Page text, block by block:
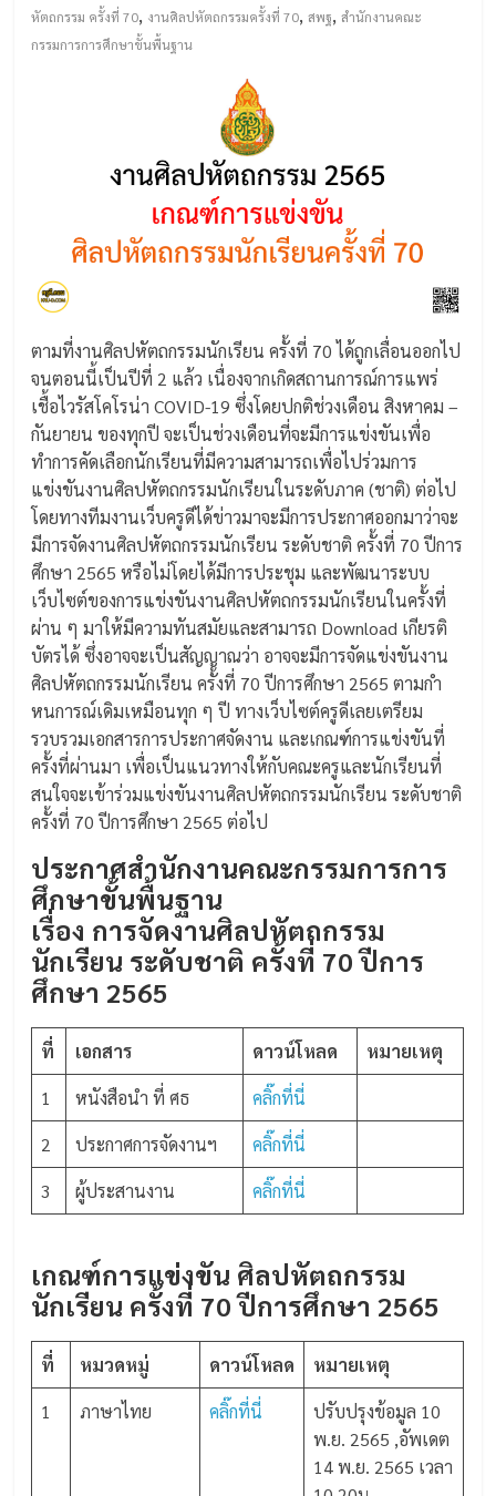
หัตถกรรม ครั้งที่ 70, งานศิลปหัตถกรรมครั้งที่ 70,สพฐ,สำนักงานคณะ
กรรมการการศึกษาขั้นพื้นฐาน
ตามที่งานศิลปหัตถกรรมนักเรียน ครั้งที่ 70 ได้ถูกเลื่อนออกไป
จนตอนนี้เป็นปีที่ 2 แล้ว เนื่องจากเกิดสถานการณ์การแพร่
เชื้อไวรัสโคโรน่า COVID-19 ซึ่งโดยปกติช่วงเดือน สิงหาคม –
กันยายน ของทุกปี จะเป็นช่วงเดือนที่จะมีการแข่งขันเพื่อ
ทำการคัดเลือกนักเรียนที่มีความสามารถเพื่อไปร่วมการ
แข่งขันงานศิลปหัตถกรรมนักเรียนในระดับภาค (ชาติ) ต่อไป
โดยทางทีมงานเว็บครูดีได้ข่าวมาจะมีการประกาศออกมาว่าจะ
มีการจัดงานศิลปหัตถกรรมนักเรียน ระดับชาติ ครั้งที่ 70 ปีการ
ศึกษา 2565 หรือไม่โดยได้มีการประชุม และพัฒนาระบบ
เว็บไซต์ของการแข่งขันงานศิลปหัตถกรรมนักเรียนในครั้งที่
ผ่าน ๆ มาให้มีความทันสมัยและสามารถ Download เกียรติ
บัตรได้ ซึ่งอาจจะเป็นสัญญาณว่า อาจจะมีการจัดแข่งขันงาน
ศิลปหัตถกรรมนักเรียน ครั้งที่ 70 ปีการศึกษา 2565 ตามกำ
หนการณ์เดิมเหมือนทุก ๆ ปี ทางเว็บไซต์ครูดีเลยเตรียม
รวบรวมเอกสารการประกาศจัดงาน และเกณฑ์การแข่งขันที่
ครั้งที่ผ่านมา เพื่อเป็นแนวทางให้กับคณะครูและนักเรียนที่
สนใจจะเข้าร่วมแข่งขันงานศิลปหัตถกรรมนักเรียน ระดับชาติ
ครั้งที่ 70 ปีการศึกษา 2565 ต่อไป
ประกาศสำนักงานคณะกรรมการการ
ศึกษาขั้นพื้นฐาน
เรื่อง การจัดงานศิลปหัตถกรรม
นักเรียน ระดับชาติ ครั้งที่ 70 ปีการ
ศึกษา 2565
ที่ เอกสาร ดาวน์โหลด
หมายเหตุ
1
หนังสือนำ ที่ ศธ
คลิ๊กที่นี่
2
ประกาศการจัดงานฯ
คลิ๊กที่นี่
3
ผู้ประสานงาน คลิ๊กที่นี่
เกณฑ์การแข่งขัน ศิลปหัตถกรรม
นักเรียน ครั้งที่ 70 ปีการศึกษา 2565
ที่ หมวดหมู่ ดาวน์โหลด
หมายเหตุ
1
ภาษาไทย คลิ๊กที่นี่
ปรับปรุงข้อมูล 10
พ.ย. 2565 ,อัพเดต
14 พ.ย. 2565 เวลา